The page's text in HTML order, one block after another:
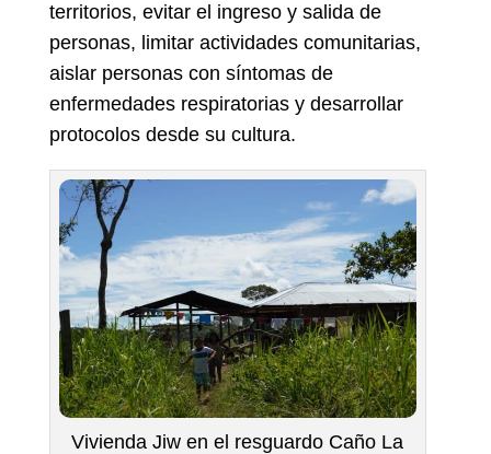
territorios, evitar el ingreso y salida de
personas, limitar actividades comunitarias,
aislar personas con síntomas de
enfermedades respiratorias y desarrollar
protocolos desde su cultura.
Vivienda Jiw en el resguardo Caño La